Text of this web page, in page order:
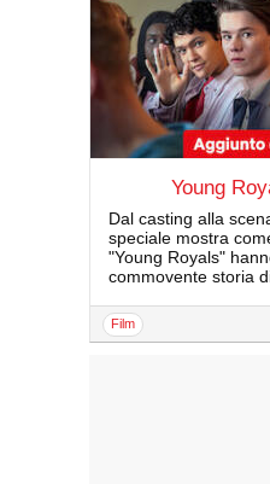
Young
Dal casting alla
speciale mostra
"Young Royals"
commovente storia
film